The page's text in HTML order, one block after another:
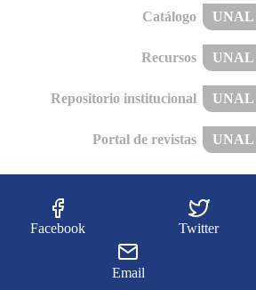
Catálogo UNAL
Recursos UNAL
Repositorio institucional UNAL
Portal de revistas UNAL
Facebook Twitter
Email